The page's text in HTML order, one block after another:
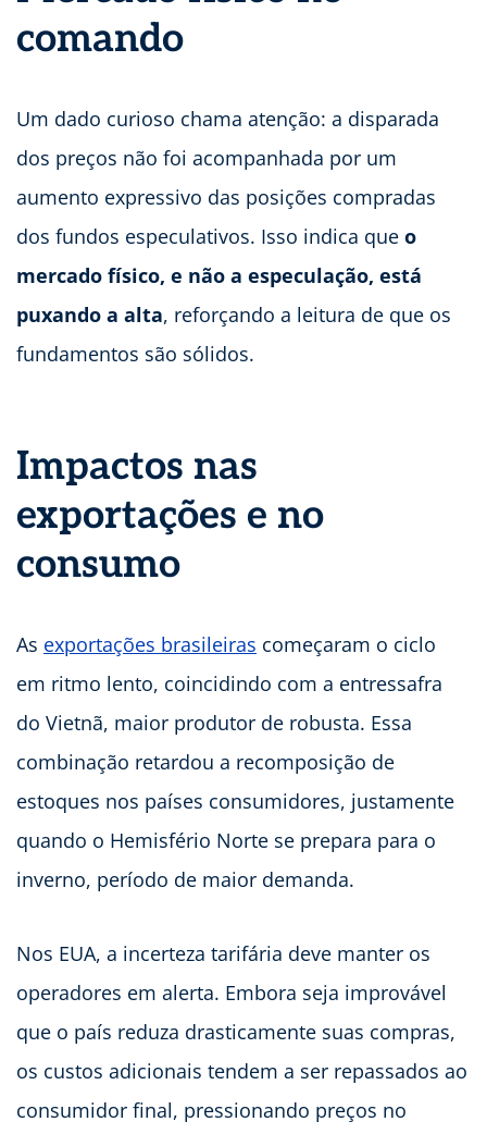
comando
Um dado curioso chama atenção: a disparada
dos preços não foi acompanhada por um
aumento expressivo das posições compradas
dos fundos especulativos. Isso indica que o
mercado físico, e não a especulação, está
puxando a alta, reforçando a leitura de que os
fundamentos são sólidos.
Impactos nas
exportações e no
consumo
As exportações brasileiras começaram o ciclo
em ritmo lento, coincidindo com a entressafra
do Vietnã, maior produtor de robusta. Essa
combinação retardou a recomposição de
estoques nos países consumidores, justamente
quando o Hemisfério Norte se prepara para o
inverno, período de maior demanda.
Nos EUA, a incerteza tarifária deve manter os
operadores em alerta. Embora seja improvável
que o país reduza drasticamente suas compras,
os custos adicionais tendem a ser repassados ao
consumidor final, pressionando preços no